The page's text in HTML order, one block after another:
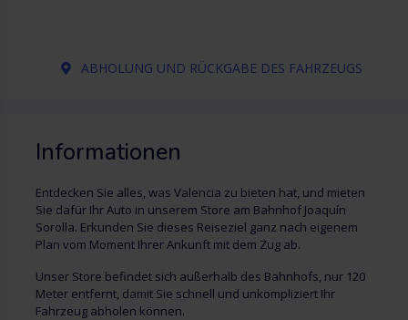
ABHOLUNG UND RÜCKGABE DES FAHRZEUGS
Informationen
Entdecken Sie alles, was Valencia zu bieten hat, und mieten
Sie dafür Ihr Auto in unserem Store am Bahnhof Joaquín
Sorolla. Erkunden Sie dieses Reiseziel ganz nach eigenem
Plan vom Moment Ihrer Ankunft mit dem Zug ab.
Unser Store befindet sich außerhalb des Bahnhofs, nur 120
Meter entfernt, damit Sie schnell und unkompliziert Ihr
Fahrzeug abholen können.